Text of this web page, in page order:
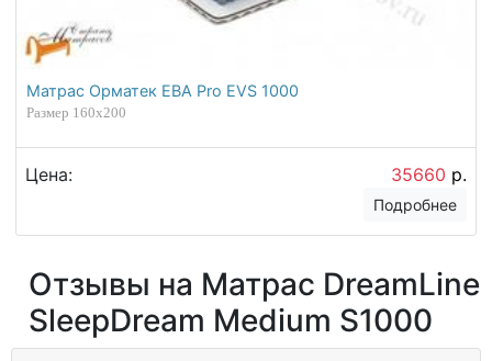
Матрас Орматек ЕВА Pro EVS 1000
Размер 160х200
Цена: 35660 р.
Подробнее
Отзывы на Матрас DreamLine
SleepDream Medium S1000